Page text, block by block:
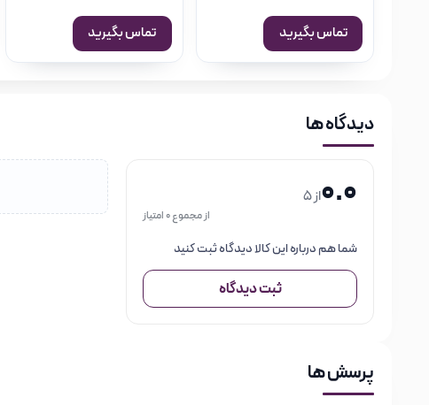
تماس بگیرید تماس بگیرید
دیدگاه ها
0.0از 5
از مجموع 0 امتیاز
شما هم درباره این کالا دیدگاه ثبت کنید
ثبت دیدگاه
پرسش ها